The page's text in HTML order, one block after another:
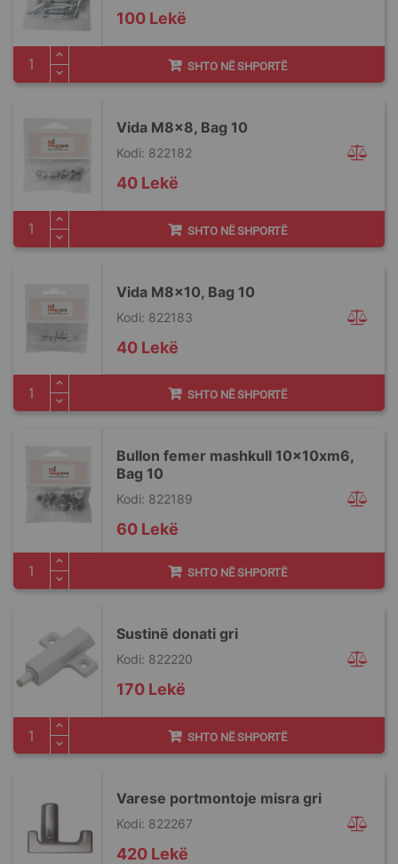
100 Lekë
SHTO NË SHPORTË
Vida M8x8, Bag 10
Kodi: 822182
40 Lekë
SHTO NË SHPORTË
Vida M8x10, Bag 10
Kodi: 822183
40 Lekë
SHTO NË SHPORTË
Bullon femer mashkull 10x10xm6,
Bag 10
Kodi: 822189
60 Lekë
SHTO NË SHPORTË
Sustinë donati gri
Kodi: 822220
170 Lekë
SHTO NË SHPORTË
Varese portmontoje misra gri
Kodi: 822267
420 Lekë